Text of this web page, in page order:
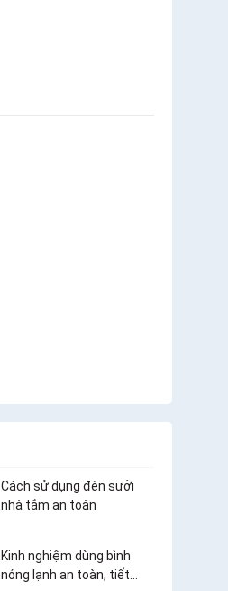
Cách sử dụng đèn sưởi
nhà tắm an toàn
Kinh nghiệm dùng bình
nóng lạnh an toàn, tiết